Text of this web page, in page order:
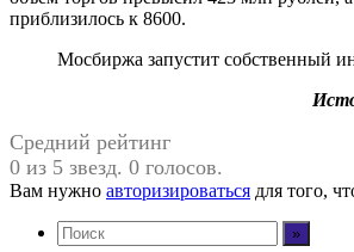
приблизилось к 8600.
Мосбиржа запустит собственный
Средний рейтинг
0 из 5 звезд. 0 голосов.
Вам нужно авторизироваться для того,